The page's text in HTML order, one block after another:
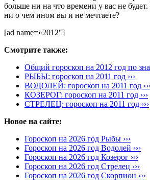
больше ни на что времени у вас не
ни о чем ином вы и не мечтаете?
[ad name=»2012″]
Смотрите также:
Общий гороскоп на 2012 год по
РЫБЫ: гороскоп на 2011 год ›››
ВОДОЛЕЙ: гороскоп на 2011 год
КОЗЕРОГ: гороскоп на 2011 год ›››
СТРЕЛЕЦ: гороскоп на 2011 год ›››
Новое на сайте:
Гороскоп на 2026 год Рыбы ›››
Гороскоп на 2026 год Водолей ›››
Гороскоп на 2026 год Козерог ›››
Гороскоп на 2026 год Стрелец ›››
Гороскоп на 2026 год Скорпион ›››